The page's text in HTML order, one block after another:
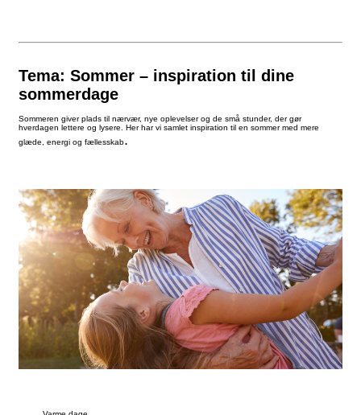
Tema: Sommer – inspiration til dine
sommerdage
Sommeren giver plads til nærvær, nye oplevelser og de små stunder, der gør
hverdagen lettere og lysere. Her har vi samlet inspiration til en sommer med mere
glæde, energi og fællesskab.